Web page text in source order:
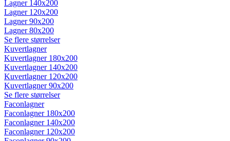
Lagner 140x200
Lagner 120x200
Lagner 90x200
Lagner 80x200
Se flere størrelser
Kuvertlagner
Kuvertlagner 180x200
Kuvertlagner 140x200
Kuvertlagner 120x200
Kuvertlagner 90x200
Se flere størrelser
Faconlagner
Faconlagner 180x200
Faconlagner 140x200
Faconlagner 120x200